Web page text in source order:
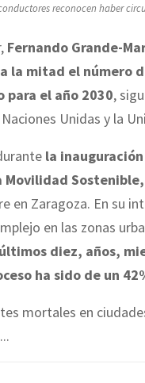
reconocen haber
Fernando Grande-
la mitad el número
el año 2030,
Unidas y la
la
Movilidad
en Zaragoza. En su
en las zonas
diez, años,
ha sido de un
mortales en